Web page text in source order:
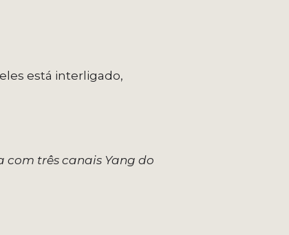
está interligado,
com três canais Yang do